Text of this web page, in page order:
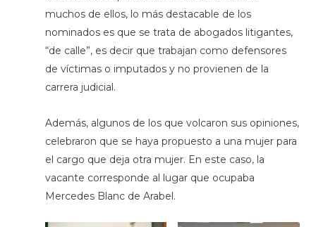
muchos de ellos, lo más destacable de los
nominados es que se trata de abogados litigantes,
“de calle”, es decir que trabajan como defensores
de víctimas o imputados y no provienen de la
carrera judicial.
Además, algunos de los que volcaron sus opiniones,
celebraron que se haya propuesto a una mujer para
el cargo que deja otra mujer. En este caso, la
vacante corresponde al lugar que ocupaba
Mercedes Blanc de Arabel.